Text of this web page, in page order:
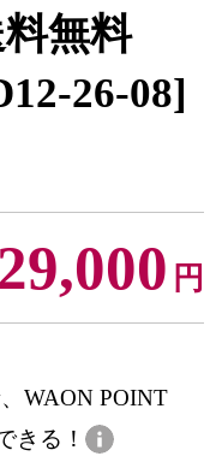
無料
26-08]
29,000 円
WAON POINT
きる！